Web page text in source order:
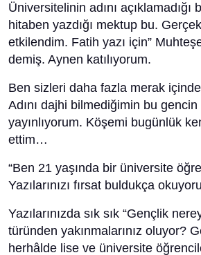
Üniversitelinin adını açıklamadığı
hitaben yazdığı mektup bu.
etkilendim. Fatih yazı için”
demiş. Aynen katılıyorum.
Ben sizleri daha fazla merak içinde
Adını dajhi bilmediğimin bu gencin
yayınlıyorum. Köşemi bugünlük
ettim…
“Ben 21 yaşında bir üniversite
Yazılarınızı fırsat buldukça
Yazılarınızda sık sık “Gençlik
türünden yakınmalarınız oluyor?
herhâlde lise ve üniversite